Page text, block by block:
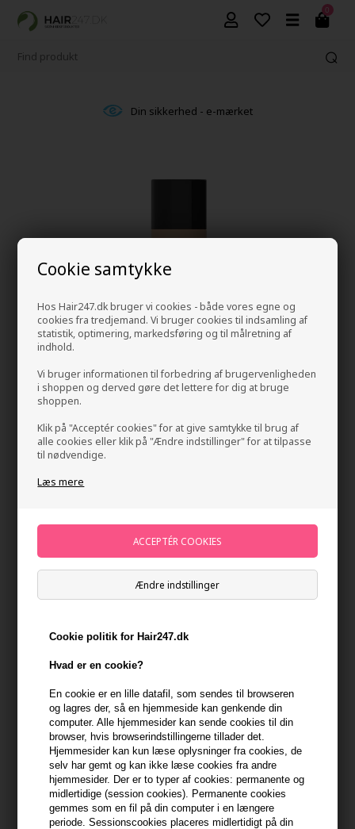
Cookie samtykke
Hos Hair247.dk bruger vi cookies - både vores egne og
cookies fra tredjemand. Vi bruger cookies til indsamling af
statistik, optimering, markedsføring og til målretning af
indhold.
Vi bruger informationen til forbedring af brugervenligheden
i shoppen og derved gøre det lettere for dig at bruge
shoppen.
Klik på "Acceptér cookies" for at give samtykke til brug af
alle cookies eller klik på "Ændre indstillinger" for at tilpasse
til nødvendige.
Læs mere
Ændre indstillinger
Cookie politik for Hair247.dk
Hvad er en cookie?
En cookie er en lille datafil, som sendes til browseren
og lagres der, så en hjemmeside kan genkende din
computer. Alle hjemmesider kan sende cookies til din
browser, hvis browserindstillingerne tillader det.
Hjemmesider kan kun læse oplysninger fra cookies, de
selv har gemt og kan ikke læse cookies fra andre
hjemmesider. Der er to typer af cookies: permanente og
midlertidige (session cookies). Permanente cookies
gemmes som en fil på din computer i en længere
periode. Sessionscookies placeres midlertidigt på din
0
Din sikkerhed - e-mærket
500ml
+
På lager - Leveringstid 1-2 dage
Du får 8 DKK til dit næste køb når du køber denne vare -
min konto
399,10 DKK FRA GRATIS FRAGT
Beskrivelse Anmeldelser Fabrikant